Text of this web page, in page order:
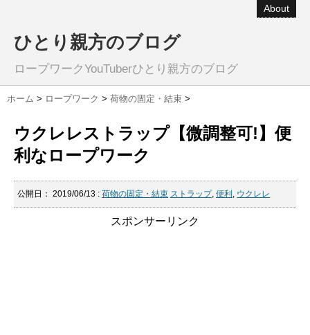
About
ひとり親方のブログ
ロープワークYouTuberひとり親方のブログ
ホーム > ロープワーク > 荷物の固定・結束 >
ウクレレストラップ【微調整可!】便
利なロープワーク
公開日： 2019/06/13 : 荷物の固定・結束 ストラップ, 便利 , ウクレレ
スポンサーリンク